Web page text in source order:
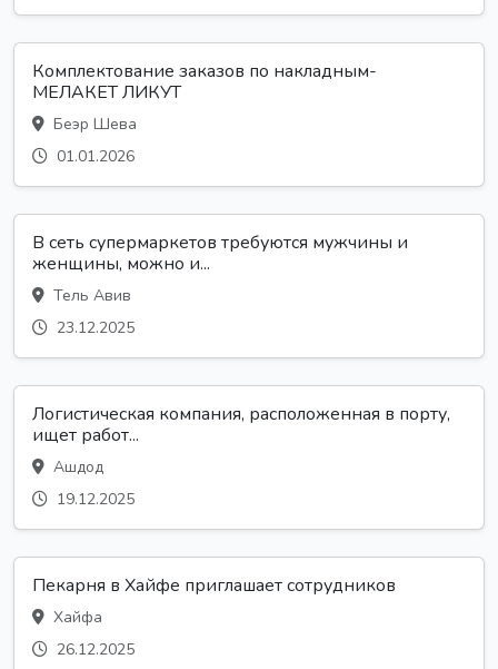
Комплектование заказов по накладным-
МЕЛАКЕТ ЛИКУТ
Беэр Шева
01.01.2026
В сеть супермаркетов требуются мужчины и
женщины, можно и...
Тель Авив
23.12.2025
Логистическая компания, расположенная в порту,
ищет работ...
Ашдод
19.12.2025
Пекарня в Хайфе приглашает сотрудников
Хайфа
26.12.2025